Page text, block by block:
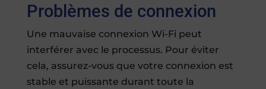
Problèmes de connexion
Une mauvaise connexion Wi-Fi peut
interférer avec le processus. Pour éviter
cela, assurez-vous que votre connexion est
stable et puissante durant toute la